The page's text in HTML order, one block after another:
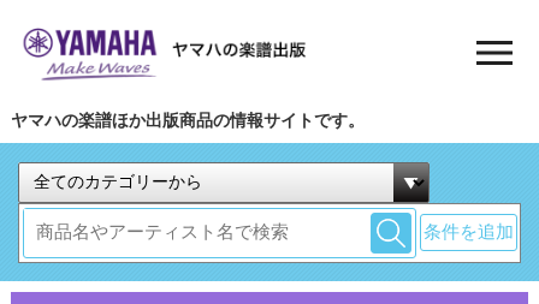
ヤマハの楽譜ほか出版商品の情報サイトです。
条件を追加